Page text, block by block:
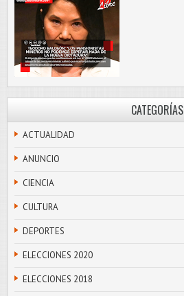
CATEGORÍAS
ACTUALIDAD
ANUNCIO
CIENCIA
CULTURA
DEPORTES
ELECCIONES 2020
ELECCIONES 2018